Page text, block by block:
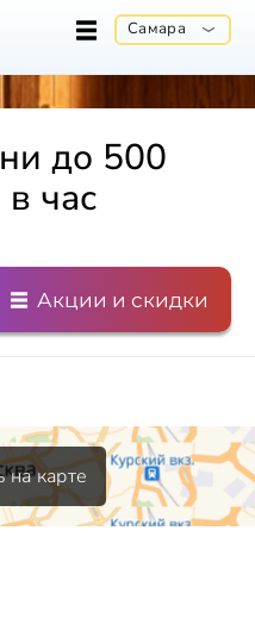
Самара
до 500
час
Акции и скидки
на карте